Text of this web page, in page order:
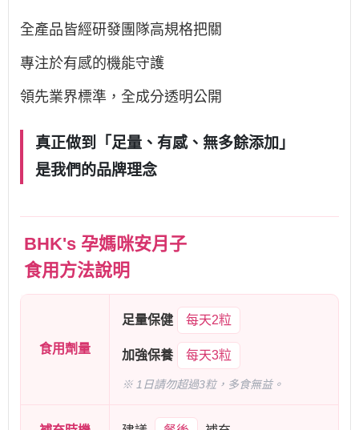
全產品皆經研發團隊高規格把關
專注於有感的機能守護
領先業界標準，全成分透明公開
真正做到「足量、有感、無多餘添加」
是我們的品牌理念
BHK's 孕媽咪安月子
食用方法說明
食用劑量
足量保健 每天2粒
加強保養 每天3粒
※ 1日請勿超過3粒，多食無益。